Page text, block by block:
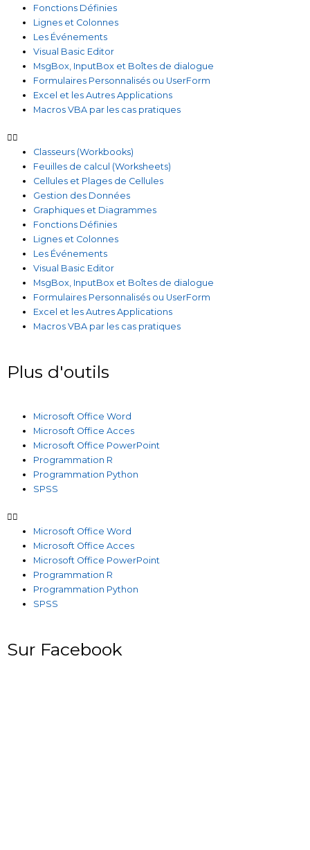
Fonctions Définies
Lignes et Colonnes
Les Événements
Visual Basic Editor
MsgBox, InputBox et Boîtes de dialogue
Formulaires Personnalisés ou UserForm
Excel et les Autres Applications
Macros VBA par les cas pratiques
Classeurs (Workbooks)
Feuilles de calcul (Worksheets)
Cellules et Plages de Cellules
Gestion des Données
Graphiques et Diagrammes
Fonctions Définies
Lignes et Colonnes
Les Événements
Visual Basic Editor
MsgBox, InputBox et Boîtes de dialogue
Formulaires Personnalisés ou UserForm
Excel et les Autres Applications
Macros VBA par les cas pratiques
Plus d'outils
Microsoft Office Word
Microsoft Office Acces
Microsoft Office PowerPoint
Programmation R
Programmation Python
SPSS
Microsoft Office Word
Microsoft Office Acces
Microsoft Office PowerPoint
Programmation R
Programmation Python
SPSS
Sur Facebook